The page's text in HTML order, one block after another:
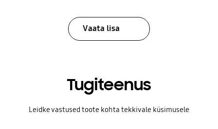
Vaata lisa
Tugiteenus
Leidke vastused toote kohta tekkivale küsimusele